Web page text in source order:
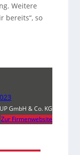
Weitere
bereits“, so
GmbH & Co. KG
Zur Firmenwebsite